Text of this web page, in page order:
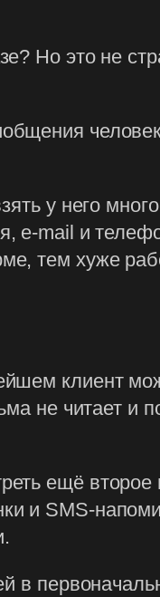
Но это не
у него
e-mail и
тем хуже
клиент
не читает и
ещё
и SMS-
в